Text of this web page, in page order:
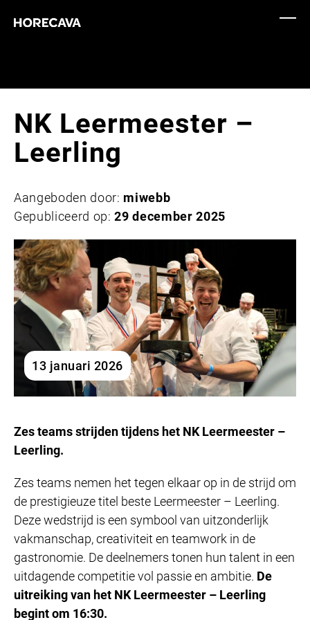
NK Leermeester –
Leerling
Aangeboden door: miwebb
Gepubliceerd op:29 december 2025
13 januari 2026
Zes teams strijden tijdens het NK Leermeester –
Leerling.
Zes teams nemen het tegen elkaar op in de strijd om
de prestigieuze titel beste Leermeester – Leerling.
Deze wedstrijd is een symbool van uitzonderlijk
vakmanschap, creativiteit en teamwork in de
gastronomie. De deelnemers tonen hun talent in een
uitdagende competitie vol passie en ambitie. De
uitreiking van het NK Leermeester – Leerling
begint om 16:30.